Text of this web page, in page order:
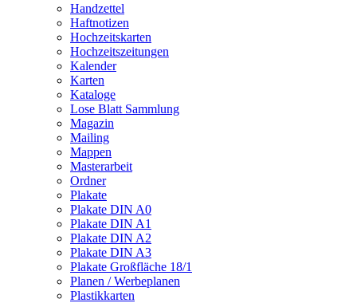
Handzettel
Haftnotizen
Hochzeitskarten
Hochzeitszeitungen
Kalender
Karten
Kataloge
Lose Blatt Sammlung
Magazin
Mailing
Mappen
Masterarbeit
Ordner
Plakate
Plakate DIN A0
Plakate DIN A1
Plakate DIN A2
Plakate DIN A3
Plakate Großfläche 18/1
Planen / Werbeplanen
Plastikkarten